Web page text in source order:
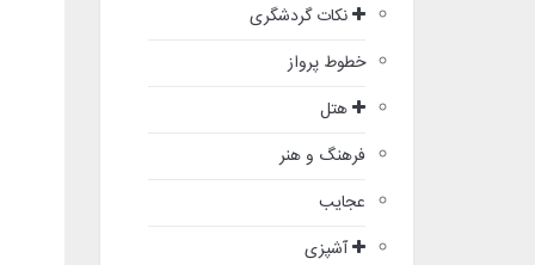
نکات گردشگری
خطوط پرواز
هتل
فرهنگ و هنر
عجایب
آشپزی